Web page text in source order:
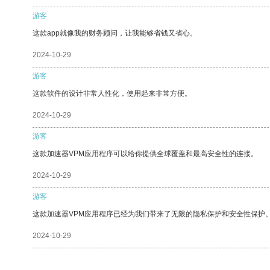
游客
这款app就像我的财务顾问，让我能够省钱又省心。
2024-10-29
游客
这款软件的设计非常人性化，使用起来非常方便。
2024-10-29
游客
这款加速器VPM应用程序可以给你提供全球覆盖和最高安全性的连接。
2024-10-29
游客
这款加速器VPM应用程序已经为我们带来了无限的隐私保护和安全性保护
2024-10-29